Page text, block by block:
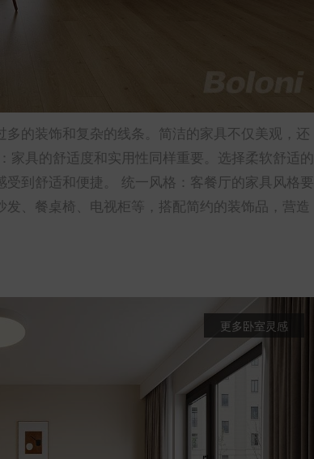
的装饰和复杂的线条。简洁的家具不仅美观，还
具的舒适度和实用性同样重要。选择柔软舒适的
到舒适和便捷。 统一风格：客餐厅的家具风格要
、餐桌椅、电视柜等，搭配简约的装饰品，营造
更多卧室灵感